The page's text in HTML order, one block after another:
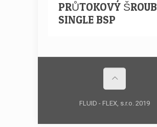
PRŮTOKOVÝ ŠROUB
SINGLE BSP
FLUID - FLEX, s.r.o. 2019